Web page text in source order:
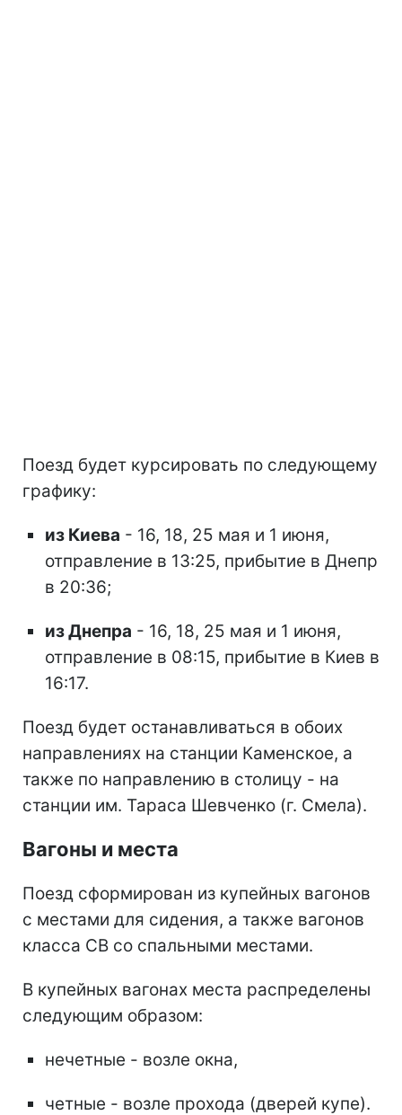
Поезд будет курсировать по следующему
графику:
из Киева - 16, 18, 25 мая и 1 июня,
отправление в 13:25, прибытие в Днепр
в 20:36;
из Днепра - 16, 18, 25 мая и 1 июня,
отправление в 08:15, прибытие в Киев в
16:17.
Поезд будет останавливаться в обоих
направлениях на станции Каменское, а
также по направлению в столицу - на
станции им. Тараса Шевченко (г. Смела).
Вагоны и места
Поезд сформирован из купейных вагонов
с местами для сидения, а также вагонов
класса СВ со спальными местами.
В купейных вагонах места распределены
следующим образом:
нечетные - возле окна,
четные - возле прохода (дверей купе).